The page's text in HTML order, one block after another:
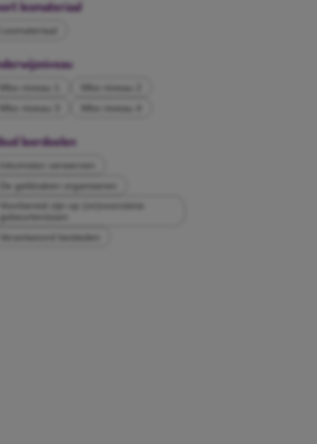
lesmateriaal
leerdoelen
Inkomsten verwerven
De geldzaken organiseren
gebeurtenissen